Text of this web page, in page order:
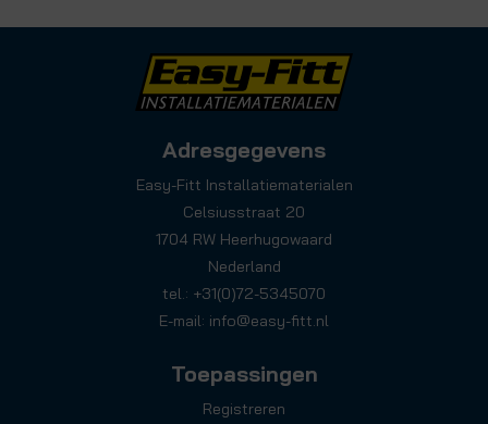
Adresgegevens
Easy-Fitt Installatiematerialen
Celsiusstraat 20
1704 RW Heerhugowaard
Nederland
tel.: +31(0)72-5345070
E-mail: info@easy-fitt.nl
Toepassingen
Registreren